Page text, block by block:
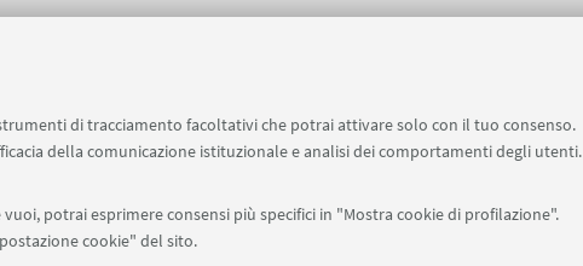
di tracciamento facoltativi che potrai attivare solo con il tuo consenso.
della comunicazione istituzionale e analisi dei comportamenti degli utenti.
potrai esprimere consensi più specifici in "Mostra cookie di profilazione".
cookie" del sito.